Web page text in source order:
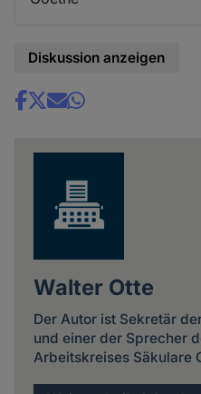
Diskussion anzeigen
Share
Walter Otte
Der Autor ist Sekretär
und einer der Sprecher
Arbeitskreises Säkulare